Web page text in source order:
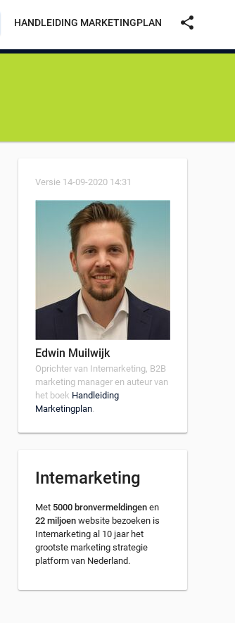
share
HANDLEIDING MARKETINGPLAN
Versie 14-09-2020 14:31
Edwin Muilwijk
Oprichter van Intemarketing, B2B
marketing manager en auteur van
het boek Handleiding
Marketingplan.
Intemarketing
Met 5000 bronvermeldingen en
22 miljoen website bezoeken is
Intemarketing al 10 jaar het
grootste marketing strategie
platform van Nederland.